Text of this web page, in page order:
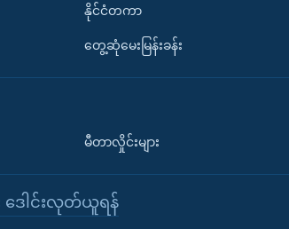
နိုင်ငံတကာ
တွေ့ဆုံမေးမြန်းခန်း
မီတာလှိုင်းများ
ေါင်းလုတ်ယူရန်